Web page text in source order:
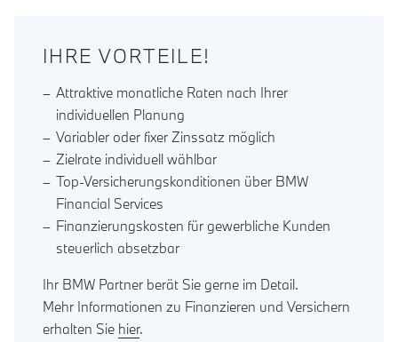
IHRE VORTEILE!
Attraktive monatliche Raten nach Ihrer
individuellen Planung
Variabler oder fixer Zinssatz möglich
Zielrate individuell wählbar
Top-Versicherungskonditionen über BMW
Financial Services
Finanzierungskosten für gewerbliche Kunden
steuerlich absetzbar
Ihr BMW Partner berät Sie gerne im Detail.
Mehr Informationen zu Finanzieren und Versichern
erhalten Sie hier.